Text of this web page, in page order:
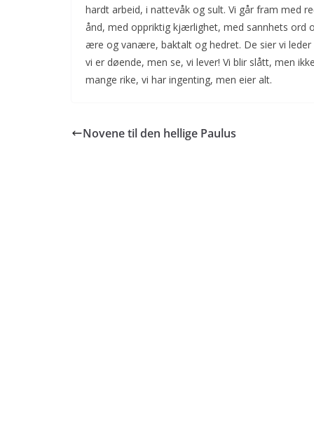
hardt arbeid, i nattevåk og sult. Vi går fram med
ånd, med oppriktig kjærlighet, med sannhets ord
ære og vanære, baktalt og hedret. De sier vi
vi er døende, men se, vi lever! Vi blir slått, men
mange rike, vi har ingenting, men eier alt.
Novene til den hellige Paulus